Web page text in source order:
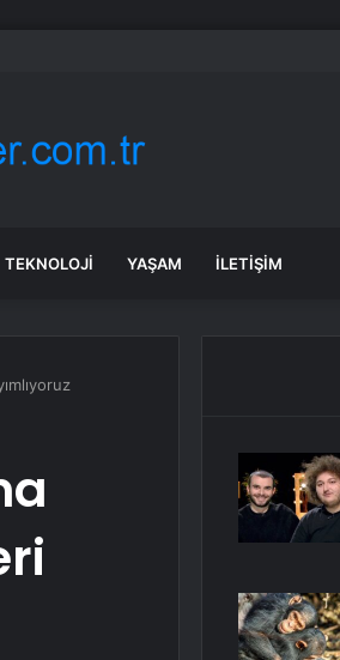
öpüşüp sarılıyorlar
TEKNOLOJI YAŞAM İLETIŞIM